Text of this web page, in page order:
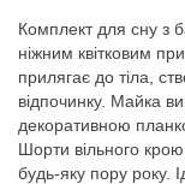
Комплект для сну з
ніжним квітковим
прилягає до тіла,
відпочинку. Майка
декоративною
Шорти вільного
будь-яку пору року.